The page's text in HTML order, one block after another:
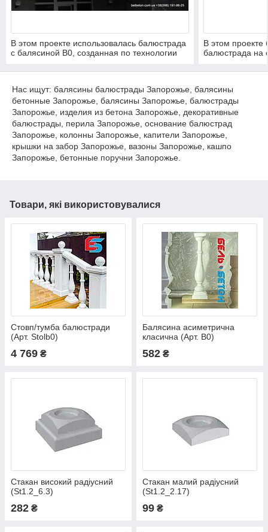
В этом проекте использовалась балюстрада
с балясиной B0, созданная по технологии
дополнительной покраски и шпаклевки.
небом.
В этом проекте
балюстрада на
покраске и
Нас ищут: балясины балюстрады Запорожье, балясины
бетонные Запорожье, балясины Запорожье, балюстрады
Запорожье, изделия из бетона Запорожье, декоративные
балюстрады, перила Запорожье, основание балюстрад
Запорожье, колонны Запорожье, капители Запорожье,
крышки на забор Запорожье, вазоны Запорожье, кашпо
Запорожье, бетонные поручни Запорожье.
Товари, які використовувалися
Стовп/тумба балюстради
(Арт. Stolb0)
4 769 ₴
Балясина асиметрична
класична (Арт. B0)
582 ₴
Стакан високий радіусний
(St1.2_6.3)
282 ₴
Стакан малий радіусний
(St1.2_2.17)
99 ₴